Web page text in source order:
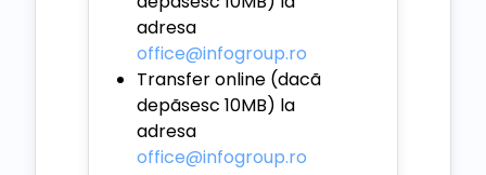
adresa
office@infogroup.ro
Transfer online (dacã
depãsesc 10MB) la
adresa
office@infogroup.ro